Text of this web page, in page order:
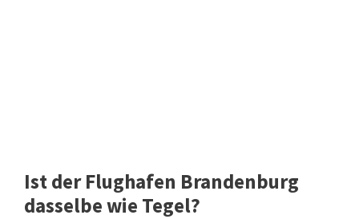
Ist der Flughafen Brandenburg
dasselbe wie Tegel?